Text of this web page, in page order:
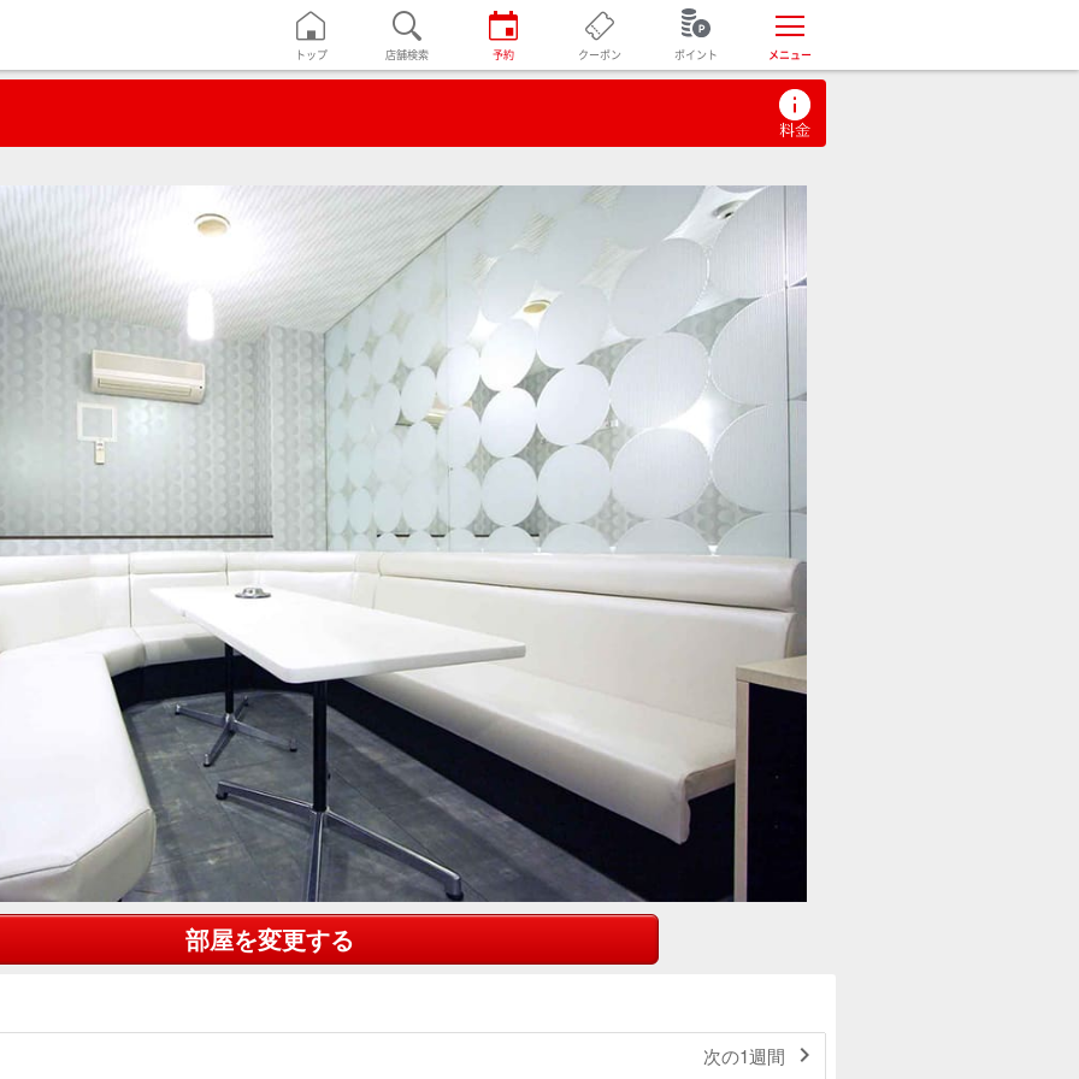
トップ 店舗検索 予約 クーポン ポイント メニュー
部屋を変更する
次の1週間 